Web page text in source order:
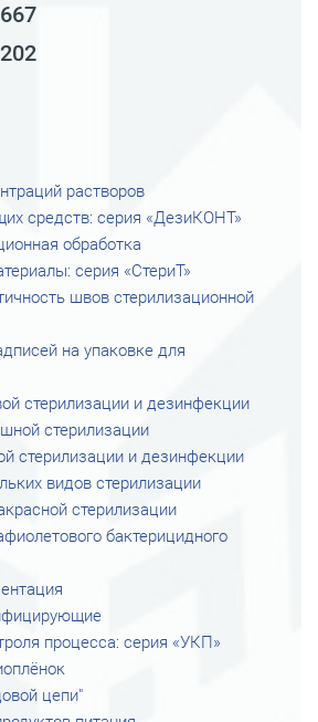
растворов
средств: серия «ДезиКОНТ»
обработка
серия «СтериТ»
швов стерилизационной
на упаковке для
стерилизации и дезинфекции
стерилизации
стерилизации и дезинфекции
видов стерилизации
стерилизации
бактерицидного
процесса: серия «УКП»
цепи"